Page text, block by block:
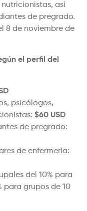
así
de pregrado.
8 de noviembre de
el perfil del
psicólogos,
$60 USD
de pregrado:
de enfermería:
del 10% para
para grupos de 10